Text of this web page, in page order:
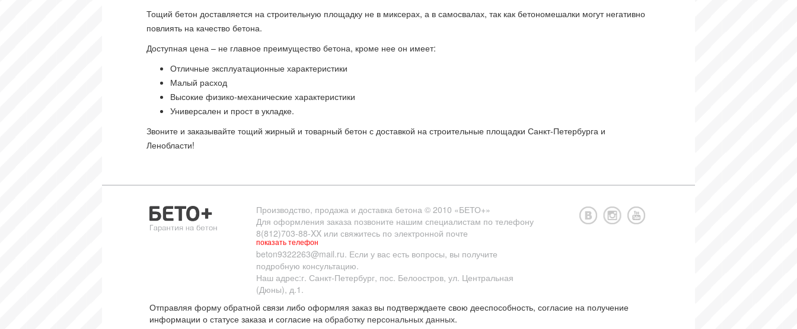
Тощий бетон доставляется на строительную площадку не в миксерах, а в самосвалах, так как бетономешалки могут негативно
повлиять на качество бетона.
Доступная цена – не главное преимущество бетона, кроме нее он имеет:
Отличные эксплуатационные характеристики
Малый расход
Высокие физико-механические характеристики
Универсален и прост в укладке.
Звоните и заказывайте тощий жирный и товарный бетон с доставкой на строительные площадки Санкт-Петербурга и
Ленобласти!
Производство, продажа и доставка бетона © 2010 «БЕТО+»
Для оформления заказа позвоните нашим специалистам по телефону
8(812)703-88-XX
показать телефон
или свяжитесь по электронной почте
beton9322263@mail.ru. Если у вас есть вопросы, вы получите
подробную консультацию.
Наш адрес:г. Санкт-Петербург, пос. Белоостров, ул. Центральная
(Дюны), д.1.
Отправляя форму обратной связи либо оформляя заказ вы подтверждаете свою дееспособность, согласие на получение
информации о статусе заказа и согласие на обработку персональных данных.